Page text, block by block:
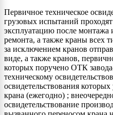
Первичное техническое
грузовых испытаний
эксплуатацию после монтажа
ремонта, а также краны всех
за исключением кранов
виде, а также кранов,
которых поручено ОТК
техническому
освидетельствования
крана (ежегодно) ;
освидетельствование